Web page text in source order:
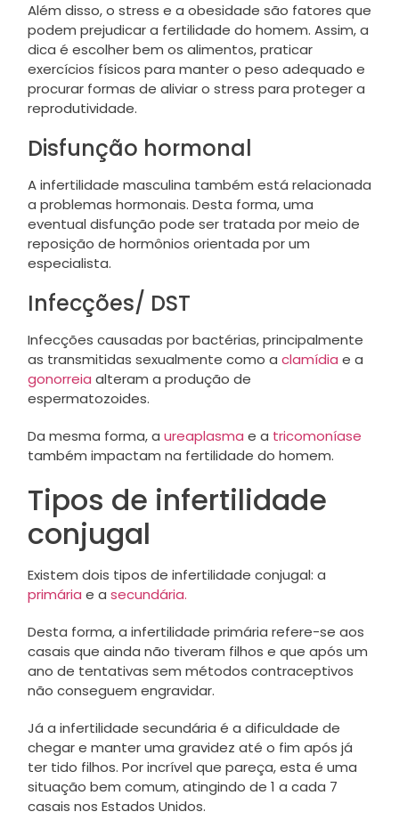
Além disso, o stress e a obesidade são fatores que
podem prejudicar a fertilidade do homem. Assim, a
dica é escolher bem os alimentos, praticar
exercícios físicos para manter o peso adequado e
procurar formas de aliviar o stress para proteger a
reprodutividade.
Disfunção hormonal
A infertilidade masculina também está relacionada
a problemas hormonais. Desta forma, uma
eventual disfunção pode ser tratada por meio de
reposição de hormônios orientada por um
especialista.
Infecções/ DST
Infecções causadas por bactérias, principalmente
as transmitidas sexualmente como a clamídia e a
gonorreia alteram a produção de
espermatozoides.
Da mesma forma, a ureaplasma e a tricomoníase
também impactam na fertilidade do homem.
Tipos de infertilidade
conjugal
Existem dois tipos de infertilidade conjugal: a
primária e a secundária.
Desta forma, a infertilidade primária refere-se aos
casais que ainda não tiveram filhos e que após um
ano de tentativas sem métodos contraceptivos
não conseguem engravidar.
Já a infertilidade secundária é a dificuldade de
chegar e manter uma gravidez até o fim após já
ter tido filhos. Por incrível que pareça, esta é uma
situação bem comum, atingindo de 1 a cada 7
casais nos Estados Unidos.